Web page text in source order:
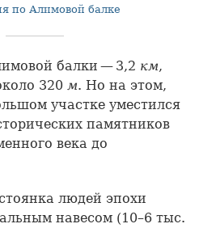
по Алимовой балке
балки — 3,2 км,
320 м. Но на этом,
участке уместился
памятников
века до
людей эпохи
навесом (10–6 тыс.